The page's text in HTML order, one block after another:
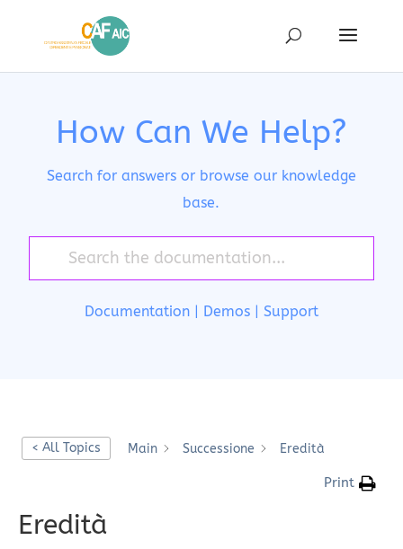
How Can We Help?
Search for answers or browse our knowledge
base.
Documentation| Demos| Support
< All Topics Main Successione Eredità
Print
Eredità